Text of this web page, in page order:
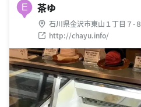
E 茶ゆ
石川県金沢市東山１丁目７-８
http://chayu.info/